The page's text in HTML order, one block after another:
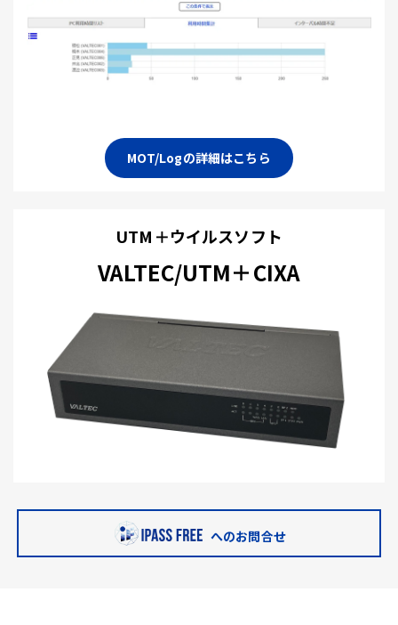
MOT/Logの詳細はこちら
UTM＋ウイルスソフト
VALTEC/UTM＋CIXA
へのお問合せ